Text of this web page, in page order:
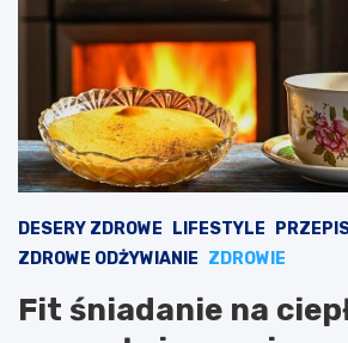
DESERY ZDROWE LIFESTYLE
ZDROWE ODŻYWIANIE ZDROWIE
Fit śniadanie na